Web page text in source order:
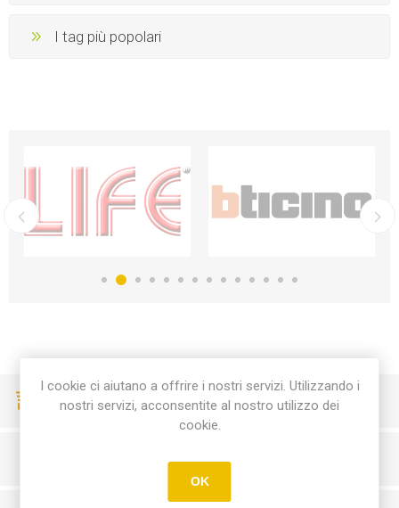
I tag più popolari
CONSEGNE VELOCI
PAGAMENTI SICURI
I cookie ci aiutano a offrire i nostri servizi. Utilizzando i
nostri servizi, acconsentite al nostro utilizzo dei
cookie.
OK